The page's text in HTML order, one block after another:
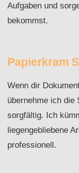
Aufgaben und
bekommst.
Papierkram
Wenn dir
übernehme ich die
sorgfältig. Ich
liegengebliebene
professionell.